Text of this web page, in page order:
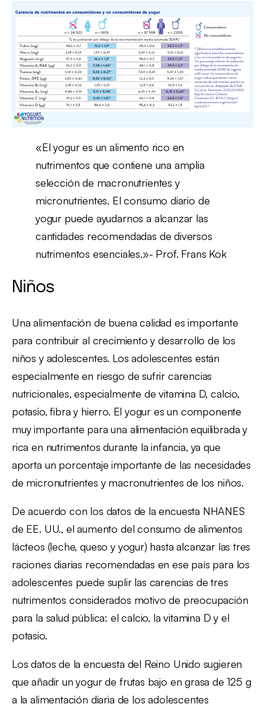
«El yogur es un alimento rico en
nutrimentos que contiene una amplia
selección de macronutrientes y
micronutrientes. El consumo diario de
yogur puede ayudarnos a alcanzar las
cantidades recomendadas de diversos
nutrimentos esenciales.»- Prof. Frans Kok
Niños
Una alimentación de buena calidad es importante
para contribuir al crecimiento y desarrollo de los
niños y adolescentes. Los adolescentes están
especialmente en riesgo de sufrir carencias
nutricionales, especialmente de vitamina D, calcio,
potasio, fibra y hierro. El yogur es un componente
muy importante para una alimentación equilibrada y
rica en nutrimentos durante la infancia, ya que
aporta un porcentaje importante de las necesidades
de micronutrientes y macronutrientes de los niños.
De acuerdo con los datos de la encuesta NHANES
de EE. UU., el aumento del consumo de alimentos
lácteos (leche, queso y yogur) hasta alcanzar las tres
raciones diarias recomendadas en ese país para los
adolescentes puede suplir las carencias de tres
nutrimentos considerados motivo de preocupación
para la salud pública: el calcio, la vitamina D y el
potasio.
Los datos de la encuesta del Reino Unido sugieren
que añadir un yogur de frutas bajo en grasa de 125 g
a la alimentación diaria de los adolescentes